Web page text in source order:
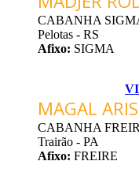
CABANHA
Pelotas - RS
Afixo: SIGMA
MAGAL
CABANHA
Trairão - PA
Afixo: FREIRE